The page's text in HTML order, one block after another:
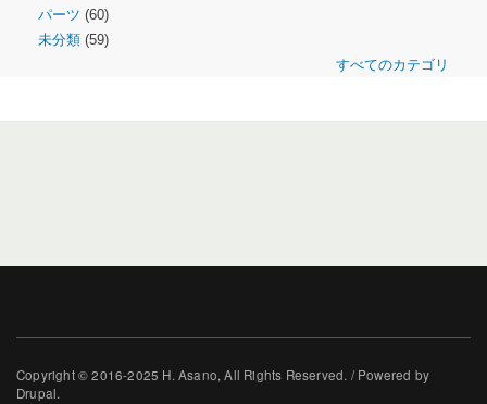
パーツ (60)
未分類 (59)
すべてのカテゴリ
Copyright © 2016-2025 H. Asano, All Rights Reserved. / Powered by
Drupal.